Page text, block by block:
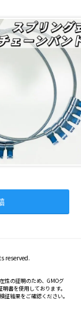
reserved.
性の証明のため、GMOグ
書を使用しております。
証結果をご確認ください。